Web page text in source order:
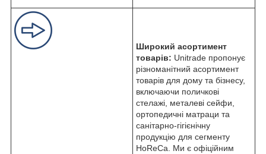
Широкий асортимент
товарів: Unitrade пропонує
різноманітний асортимент
товарів для дому та бізнесу,
включаючи поличкові
стелажі, металеві сейфи,
ортопедичні матраци та
санітарно-гігієнічну
продукцію для сегменту
HoReCa. Ми є офіційним